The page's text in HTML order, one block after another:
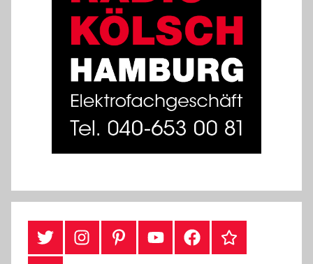
#TwitterInstagramPinterestYouTubeFacebookTikTok